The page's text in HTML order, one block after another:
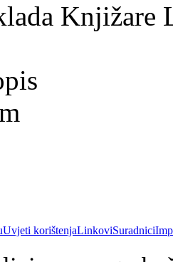
Knjižare
Uvjeti korištenjaLinkoviSuradnici